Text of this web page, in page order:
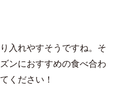
入れやすそうですね。そ
ンにおすすめの食べ合わ
ください！